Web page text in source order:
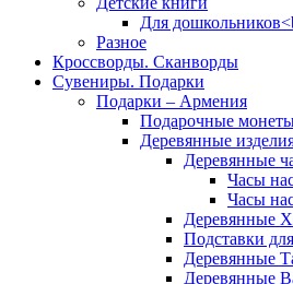
Для
Разное
Кроссворды. Сканворды
Сувениры. Подарки
Подарки – Армения
Подарочные
Деревянные
Деревянные
Часы
Часы
Деревянные
Подставки
Деревянные
Деревянные